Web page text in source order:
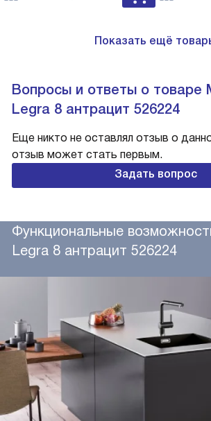
Показать ещё
Вопросы и ответы о товаре
Legra 8 антрацит 526224
Еще никто не оставлял отзыв о
отзыв может стать первым.
Задать вопрос
Функциональные
Legra 8 антрацит 526224